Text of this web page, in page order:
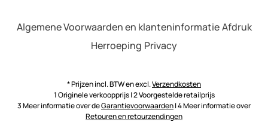
Algemene Voorwaarden en klanteninformatie Afdruk
Herroeping Privacy
* Prijzen incl. BTW en excl.Verzendkosten
1 Originele verkoopprijs | 2 Voorgestelde retailprijs
3 Meer informatie over deGarantievoorwaarden| 4 Meer informatie over
Retouren en retourzendingen